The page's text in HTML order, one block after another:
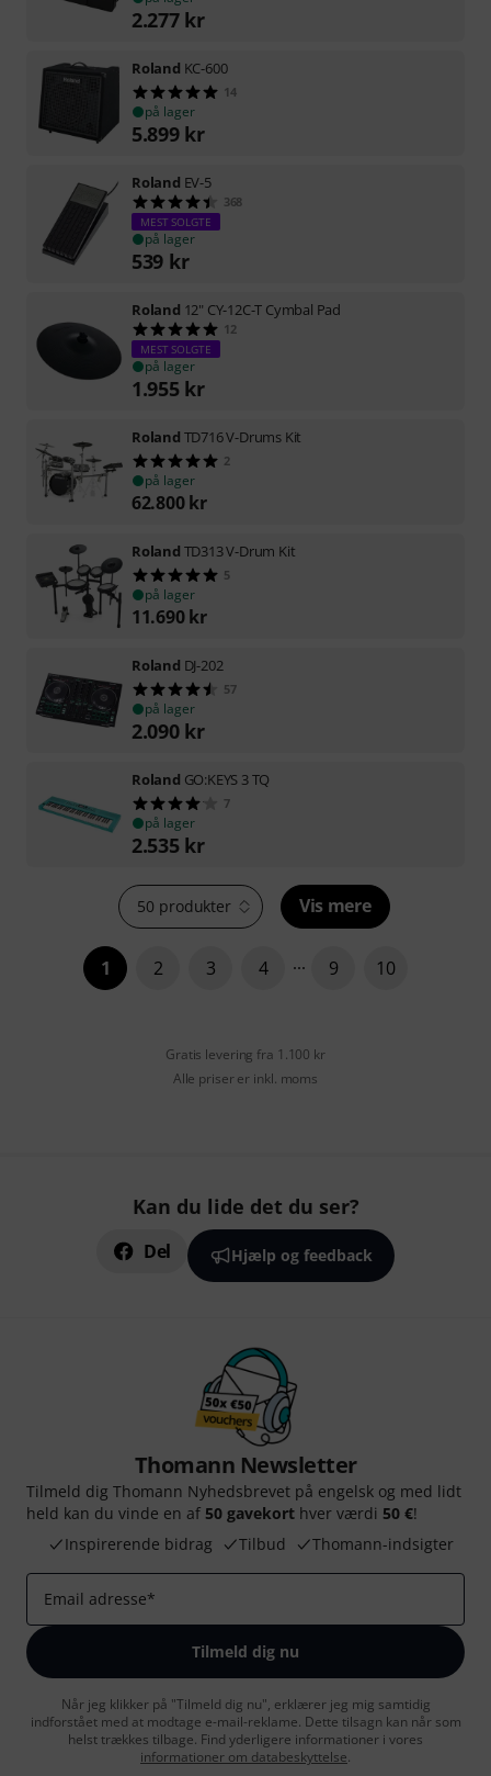
2.277 kr
Roland KC-600
14
på lager
5.899 kr
Roland EV-5
368
MEST SOLGTE
på lager
539 kr
Roland 12" CY-12C-T Cymbal Pad
12
MEST SOLGTE
på lager
1.955 kr
Roland TD716 V-Drums Kit
2
på lager
62.800 kr
Roland TD313 V-Drum Kit
5
på lager
11.690 kr
Roland DJ-202
57
på lager
2.090 kr
Roland GO:KEYS 3 TQ
7
på lager
2.535 kr
50 produkter Vis mere
1 2 3 4 9 10
Gratis levering fra 1.100 kr
Alle priser er inkl. moms
Kan du lide det du ser?
Del Hjælp og feedback
Thomann Newsletter
Tilmeld dig Thomann Nyhedsbrevet på engelsk og med lidt
held kan du vinde en af 50 gavekort hver værdi 50 €!
Inspirerende bidrag
Tilbud Thomann-indsigter
Email adresse*
Tilmeld dig nu
Når jeg klikker på "Tilmeld dig nu", erklærer jeg mig samtidig
indforstået med at modtage e-mail-reklame. Dette tilsagn kan når som
helst trækkes tilbage. Find yderligere informationer i vores
informationer om databeskyttelse.